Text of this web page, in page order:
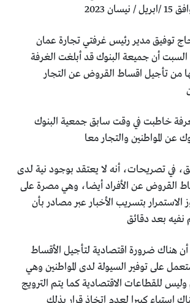
2023
توفيق مدير رئيس غرفتي تجارة عمان
أن جميعة البنوك قد أبلغت الغرفة
تأجيل اقساط القروض عن التجار
خاطبت في وقت سابق جمعية البنوك
عن المواطنين والتجار معا
في تصريحات، أنه لا يعتقد بوجود نية لدى
القروض عن الأفراد أيضا، وهي مصرة على
الاستمرار بتسريب الأخبار عبر مصادر بأن
نفيه بعد دقائق
أن هناك ضرورة اقتصادية لتأجيل الأقساط
على توفير السيولة لدى المواطنين وهي
للقطاعات الاقتصادية كما يتم الترويج
استياء كبيرا لعدم اتخاذ قرار بذلك